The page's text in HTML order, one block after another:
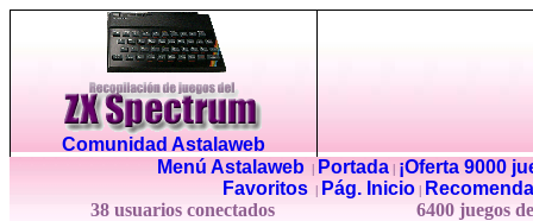
Comunidad Astalaweb
Menú Astalaweb| Portada|
¡Oferta 9000
Favoritos
Pág. Inicio
38 usuarios conectados
6400 juegos